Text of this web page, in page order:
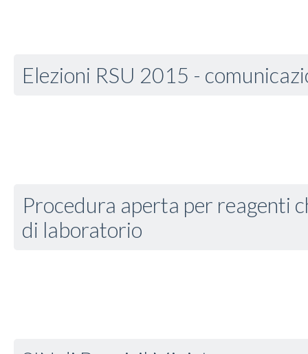
Elezioni RSU 2015 -
Procedura aperta per reagenti
di laboratorio